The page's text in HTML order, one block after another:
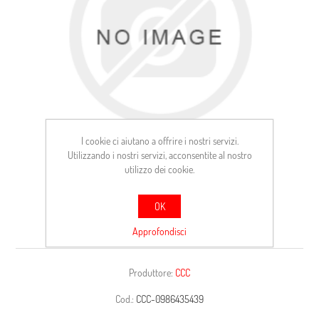
CARCASSA
Produttore: CCC
Cod.: CCC-0986435439
I cookie ci aiutano a offrire i nostri servizi.
Utilizzando i nostri servizi, acconsentite al nostro
utilizzo dei cookie.
OK
Approfondisci